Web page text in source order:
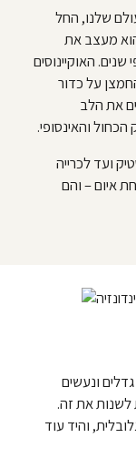
שלנו, החל
הוא מעצב את
האוקיינוסים
על כדור
את הלב
והאינסופי.
ועד לכרייה
איום – והם
ונעשים
לשנות את זה.
והיד עוד